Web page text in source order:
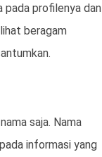
pada profilenya dan
beragam
saja. Nama
informasi yang